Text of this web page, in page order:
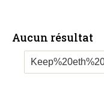
Aucun résultat